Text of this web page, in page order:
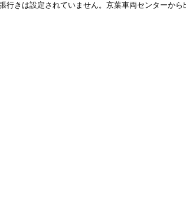
行きは設定されていません。京葉車両センターから